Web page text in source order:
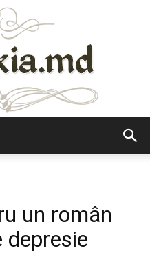
un român
depresie